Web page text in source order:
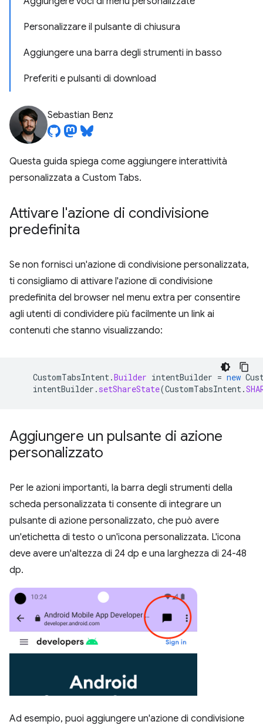
Personalizzare il pulsante di chiusura
Aggiungere una barra degli strumenti in basso
Preferiti e pulsanti di download
Sebastian Benz
Questa guida spiega come aggiungere interattività
personalizzata a Custom Tabs.
Attivare l'azione di condivisione
predefinita
Se non fornisci un'azione di condivisione personalizzata,
ti consigliamo di attivare l'azione di condivisione
predefinita del browser nel menu extra per consentire
agli utenti di condividere più facilmente un link ai
contenuti che stanno visualizzando:
CustomTabsIntent.Builder intentBuilder = new
intentBuilder . setShareState(CustomTabsIntent.
Aggiungere un pulsante di azione
personalizzato
Per le azioni importanti, la barra degli strumenti della
scheda personalizzata ti consente di integrare un
pulsante di azione personalizzato, che può avere
un'etichetta di testo o un'icona personalizzata. L'icona
deve avere un'altezza di 24 dp e una larghezza di 24-48
dp.
Ad esempio, puoi aggiungere un'azione di condivisione